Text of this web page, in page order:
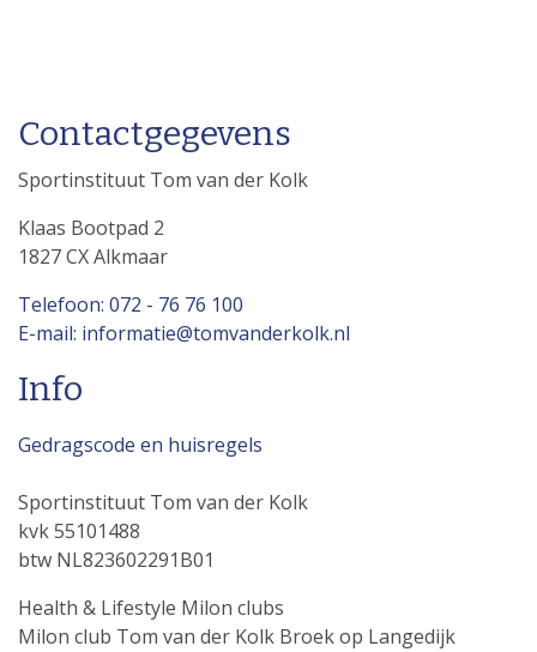
Contactgegevens
Sportinstituut Tom van der Kolk
Klaas Bootpad 2
1827 CX Alkmaar
Telefoon: 072 - 76 76 100
E-mail: informatie@tomvanderkolk.nl
Info
Gedragscode en huisregels
Sportinstituut Tom van der Kolk
kvk 55101488
btw NL823602291B01
Health & Lifestyle Milon clubs
Milon club Tom van der Kolk Broek op Langedijk